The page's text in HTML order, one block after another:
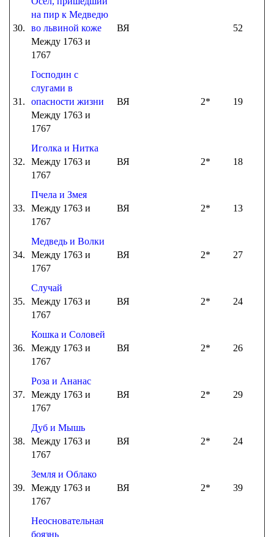
30.
на пир к Медведю
во львиной коже
Между 1763 и
1767
ВЯ 52
31.
Господин с
слугами в
опасности жизни
Между 1763 и
1767
ВЯ 2* 19
32.
Иголка и Нитка
Между 1763 и
1767
ВЯ 2* 18
33.
Пчела и Змея
Между 1763 и
1767
ВЯ 2* 13
34.
Медведь и Волки
Между 1763 и
1767
ВЯ 2* 27
35.
Случай
Между 1763 и
1767
ВЯ 2* 24
36.
Кошка и Соловей
Между 1763 и
1767
ВЯ 2* 26
37.
Роза и Ананас
Между 1763 и
1767
ВЯ 2* 29
38.
Дуб и Мышь
Между 1763 и
1767
ВЯ 2* 24
39.
Земля и Облако
Между 1763 и
1767
ВЯ 2* 39
Неосновательная
боязнь